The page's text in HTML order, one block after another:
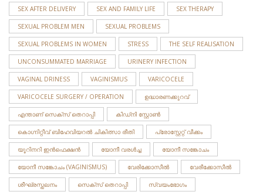
SEX AFTER DELIVERY SEX AND FAMILY LIFE SEX THERAPY
SEXUAL PROBLEM MEN SEXUAL PROBLEMS
SEXUAL PROBLEMS IN WOMEN STRESS THE SELF REALISATION
UNCONSUMMATED MARRIAGE URINERY INFECTION
VAGINAL DRINESS VAGINISMUS VARICOCELE
VARICOCELE SURGERY / OPERATION ഉദ്ധാരണക്കുറവ്
എന്താണ് സെക്സ് തെറാപ്പി കിഡ്നി സ്റ്റോണ്‍
കൊഗ്നിറ്റീവ് ബിഹേവിയറൽ ചികിത്സാ രീതി പ്രോസ്റ്റേറ്റ് വീക്കം
യൂറിനറി ഇന്‍ഫെക്ഷന്‍ യോനീ വരള്‍ച്ച യോനീ സങ്കോചം
യോനീ സങ്കോചം (VAGINISMUS) വേരിക്കോസീല്‍ വേരീക്കോസീൽ
ശീഘ്രസ്ഖലനം സെക്‌സ് തെറാപ്പി സ്വയംഭോഗം